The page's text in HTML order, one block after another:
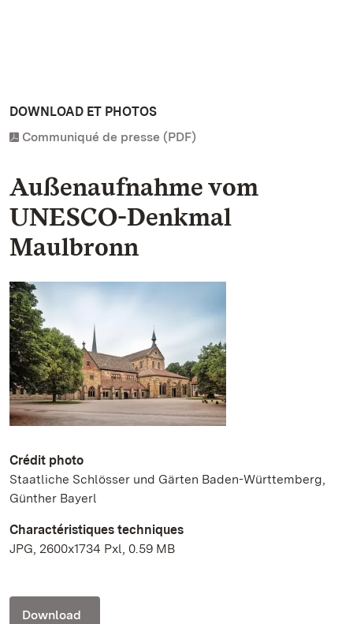
DOWNLOAD ET PHOTOS
Communiqué de presse (PDF)
Außenaufnahme vom
UNESCO-Denkmal
Maulbronn
Crédit photo
Staatliche Schlösser und Gärten Baden-Württemberg,
Günther Bayerl
Charactéristiques techniques
JPG, 2600x1734 Pxl, 0.59 MB
Download